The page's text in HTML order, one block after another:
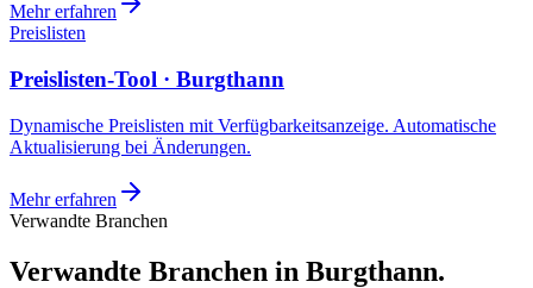
Mehr erfahren
Preislisten
Preislisten-Tool · Burgthann
Dynamische Preislisten mit Verfügbarkeitsanzeige. Automatische
Aktualisierung bei Änderungen.
Mehr erfahren
Verwandte Branchen
Verwandte Branchen in Burgthann.